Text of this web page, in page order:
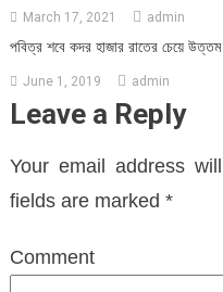
March 17, 2021 admin
পবিত্র শবে কদর হাজার রাতের চেয়ে
June 1, 2019 admin
Leave a Reply
Your email address
fields are marked *